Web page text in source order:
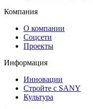
Компания
О компании
Соцсети
Проекты
Информация
Инновации
Стройте с SANY
Культура